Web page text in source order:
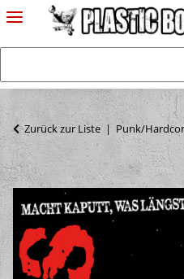
Zurück zur Liste Punk/